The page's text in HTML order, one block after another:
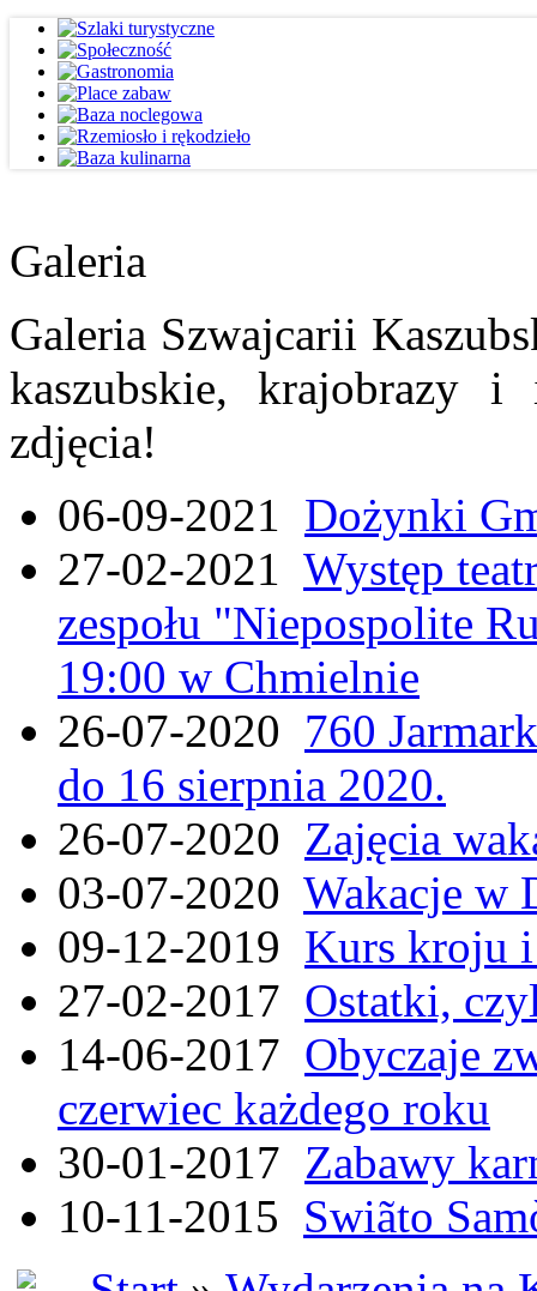
Galeria
Galeria Szwajcarii
kaszubskie, krajobrazy
zdjęcia!
06-09-2021 Dożynki
27-02-2021 Występ
zespołu "Niepospolite
19:00 w Chmielnie
26-07-2020 760
do 16 sierpnia 2020.
26-07-2020 Zajęcia
03-07-2020 Wakacje w
09-12-2019 Kurs kroju i
27-02-2017 Ostatki,
14-06-2017 Obyczaje
czerwiec każdego roku
30-01-2017 Zabawy
10-11-2015 Swiãto